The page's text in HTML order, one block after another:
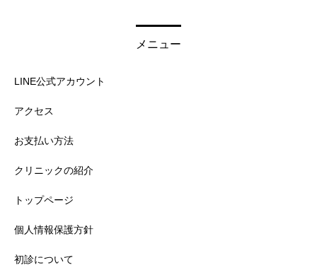
メニュー
LINE公式アカウント
アクセス
お支払い方法
クリニックの紹介
トップページ
個人情報保護方針
初診について